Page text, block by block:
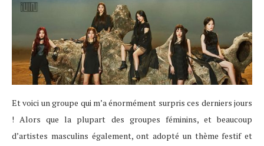
Et voici un groupe qui m’a énormément surpris ces derniers jours
! Alors que la plupart des groupes féminins, et beaucoup
d’artistes masculins également, ont adopté un thème festif et